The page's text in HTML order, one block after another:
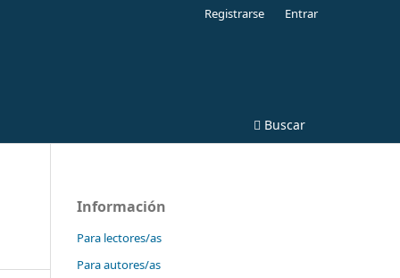
Buscar
Registrarse Entrar
Información
Para lectores/as
Para autores/as